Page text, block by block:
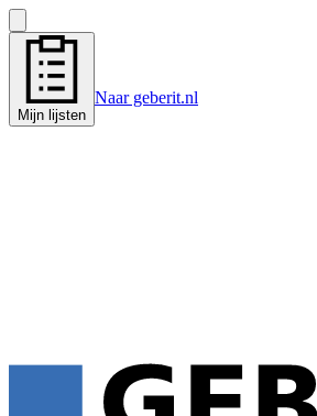
Mijn lijsten
Naar geberit.nl